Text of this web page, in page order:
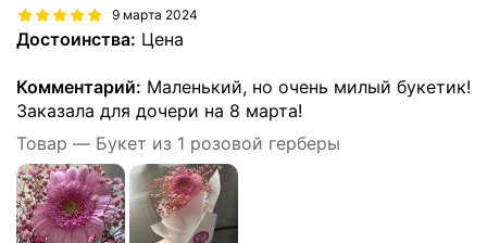
9 марта 2024
Достоинства: Цена
Комментарий: Маленький, но очень милый букетик!
Заказала для дочери на 8 марта!
Товар — Букет из 1 розовой герберы